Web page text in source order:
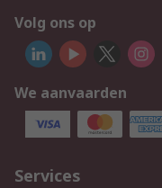
Volg ons op
We aanvaarden
Services